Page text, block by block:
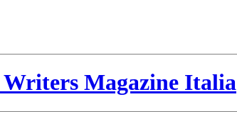
Magazine Italia